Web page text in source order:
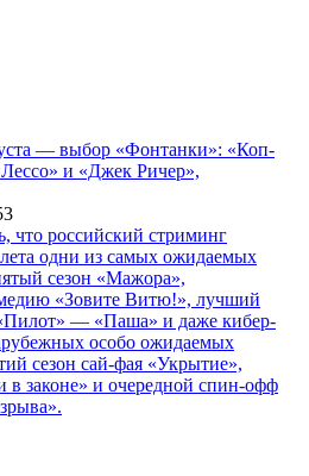
— выбор «Фонтанки»: «Коп-
и «Джек Ричер»,
что российский стриминг
одни из самых ожидаемых
сезон «Мажора»,
«Зовите Витю!», лучший
— «Паша» и даже кибер-
особо ожидаемых
сезон сай-фая «Укрытие»,
в законе» и очередной спин-офф